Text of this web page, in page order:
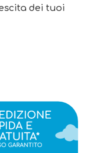
dei tuoi